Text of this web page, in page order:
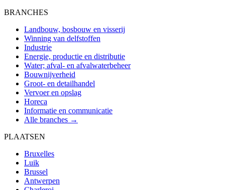
BRANCHES
Landbouw, bosbouw en visserij
Winning van delfstoffen
Industrie
Energie, productie en distributie
Water; afval- en afvalwaterbeheer
Bouwnijverheid
Groot- en detailhandel
Vervoer en opslag
Horeca
Informatie en communicatie
Alle branches →
PLAATSEN
Bruxelles
Luik
Brussel
Antwerpen